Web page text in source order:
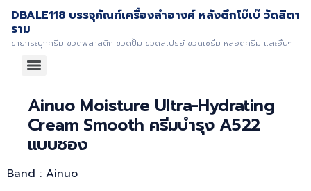
DBALE118 บรรจุภัณฑ์เครื่องสำอางค์ หลังตึกโบ๊เบ๊ วัดสิตา
ราม
ขายกระปุกครีม ขวดพลาสติก ขวดปั้ม ขวดสเปรย์ ขวดเซรั่ม หลอดครีม และอื่นๆ
Ainuo Moisture Ultra-Hydrating
Cream Smooth ครีมบำรุง A522
แบบซอง
Band : Ainuo